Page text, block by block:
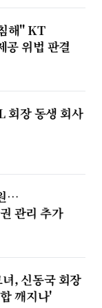
해" KT
공 위법 판결
회장 동생 회사
…
관리 추가
, 신동국 회장
깨지나'